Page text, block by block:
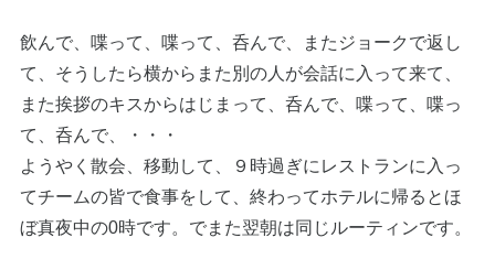
飲んで、喋って、喋って、呑んで、またジョークで返し
て、そうしたら横からまた別の人が会話に入って来て、
また挨拶のキスからはじまって、呑んで、喋って、喋っ
て、呑んで、・・・
ようやく散会、移動して、９時過ぎにレストランに入っ
てチームの皆で食事をして、終わってホテルに帰るとほ
ぼ真夜中の0時です。でまた翌朝は同じルーティンです。